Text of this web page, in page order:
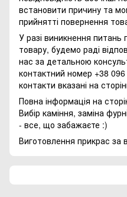
встановити причину та
прийнятті повернення
У разі виникнення питань
товару, будемо раді
нас за детальною
контактний номер +38
контакти вказані на
Повна інформація на
Вибір каміння, заміна
- все, що забажаєте :)
Виготовлення прикрас